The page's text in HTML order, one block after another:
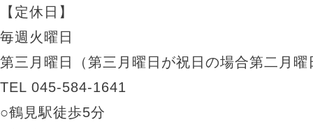
【定休日】
毎週火曜日
第三月曜日（第三月曜日が祝日の場合第二月曜
TEL 045-584-1641
○鶴見駅徒歩5分